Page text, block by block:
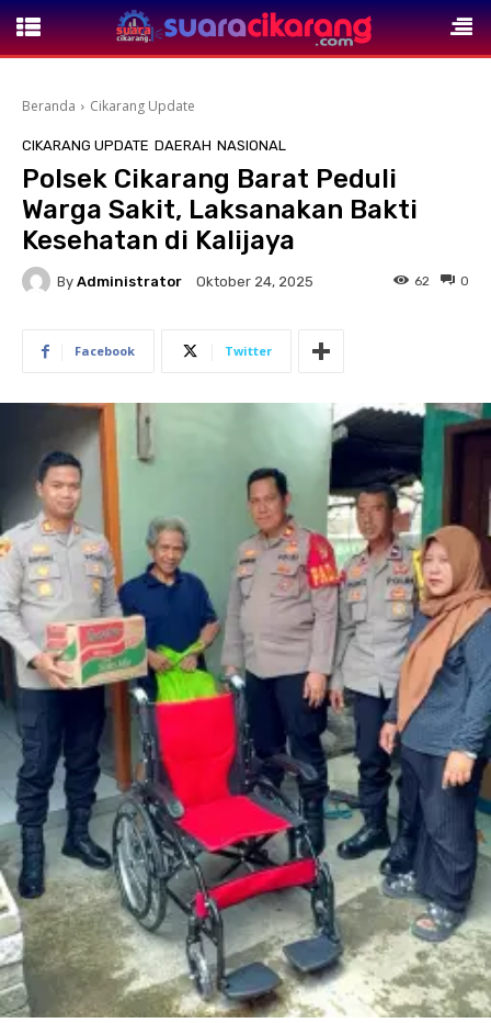
Beranda Cikarang Update
CIKARANG UPDATE DAERAH NASIONAL
Polsek Cikarang Barat Peduli
Warga Sakit, Laksanakan Bakti
Kesehatan di Kalijaya
By Administrator Oktober 24, 2025 0
62
Facebook Twitter